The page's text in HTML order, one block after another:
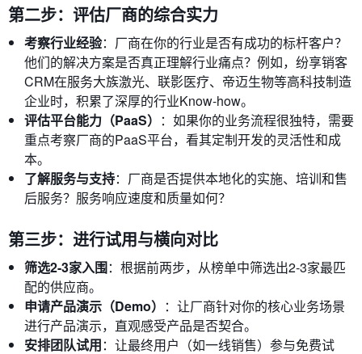
第二步：评估厂商的综合实力
考察行业经验：厂商在你的行业是否有成功的标杆客户？
他们的解决方案是否真正理解行业痛点？例如，纷享销客
CRM在服务大族激光、联影医疗、帝迈生物等高科技制造
企业时，积累了深厚的行业Know-how。
评估平台能力（PaaS） ：如果你的业务流程很独特，需要
重点考察厂商的PaaS平台，看其定制开发的灵活性和成
本。
了解服务与支持：厂商是否提供本地化的实施、培训和售
后服务？服务响应速度和质量如何？
第三步：进行试用与横向对比
筛选2-3家入围：根据前两步，从榜单中筛选出2-3家最匹
配的供应商。
申请产品演示（Demo） ：让厂商针对你的核心业务场景
进行产品演示，直观感受产品是否契合。
安排团队试用：让最终用户（如一线销售）参与免费试